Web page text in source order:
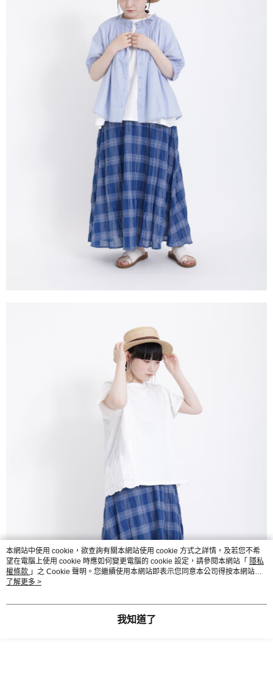
本網站中使用 cookie，欲查詢有關本網站使用 cookie 方式之詳情，及若您不希
望在電腦上使用 cookie 時應如何變更電腦的 cookie 設定，請參閱本網站「 隱私
權條款 」之 Cookie 聲明。您繼續使用本網站即表示您同意本公司得按本網站使
用條款之 Cookie 聲明使用 cookie。
了解更多 >
我知道了